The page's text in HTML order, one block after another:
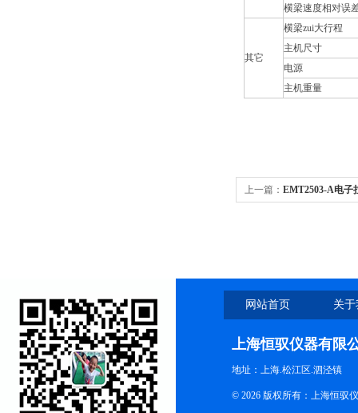
横梁速度相对误
其它
横梁zui大行程
主机尺寸
电源
主机重量
上一篇： EMT2503-A电子
网站首页 关
上海恒驭仪器有限
地址：上海.松江区.泗泾镇
© 2026 版权所有：上海恒驭